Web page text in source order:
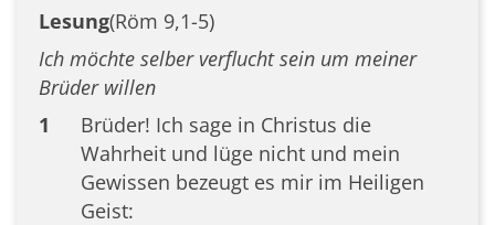
Lesung(Röm 9,1-5)
Ich möchte selber verflucht sein um meiner
Brüder willen
1
Brüder! Ich sage in Christus die
Wahrheit und lüge nicht und mein
Gewissen bezeugt es mir im Heiligen
Geist: